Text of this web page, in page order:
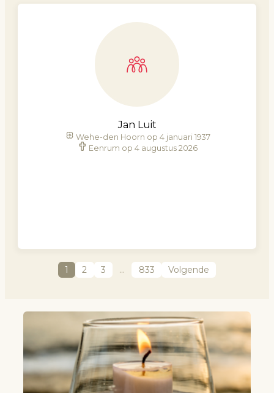
Jan Luit
Wehe-den Hoorn op 4 januari 1937
Eenrum op 4 augustus 2026
1 2 3 … 833 Volgende